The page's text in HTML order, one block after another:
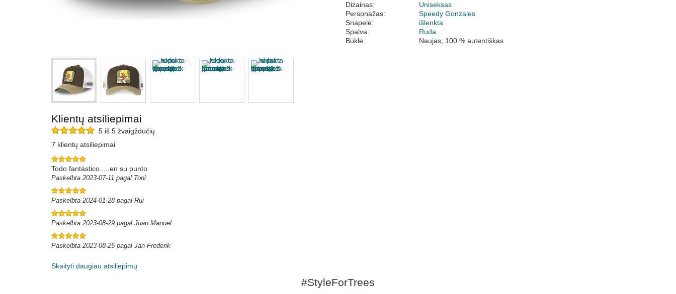
Dizainas:
Uniseksas
Personažas:
Speedy Gonzales
Snapelė:
išlenkta
Spalva:
Ruda
Būklė:
Naujas; 100 % autentiškas
Klientų atsiliepimai
5 iš 5 žvaigždučių
7 klientų atsiliepimai
Todo fantástico.....en su punto
Paskelbta 2023-07-11 pagal Toni
Paskelbta 2024-01-28 pagal Rui
Paskelbta 2023-08-29 pagal Juan Manuel
Paskelbta 2023-08-25 pagal Jan Frederik
Skaityti daugiau atsiliepimų
#StyleForTrees